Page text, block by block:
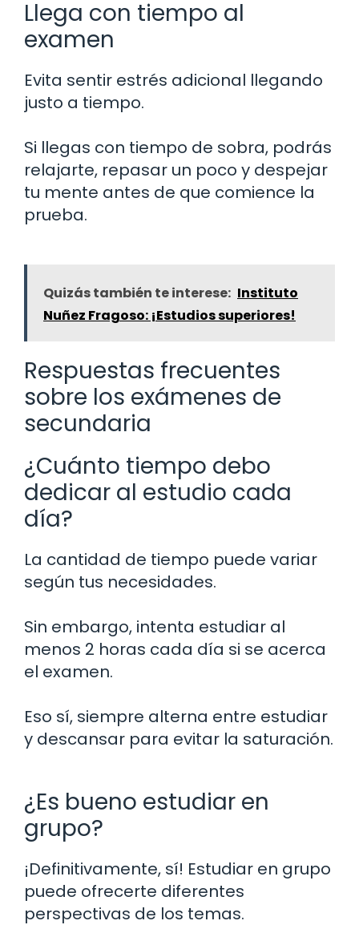
Llega con tiempo al
examen
Evita sentir estrés adicional llegando
justo a tiempo.
Si llegas con tiempo de sobra, podrás
relajarte, repasar un poco y despejar
tu mente antes de que comience la
prueba.
Quizás también te interese: Instituto
Nuñez Fragoso: ¡Estudios superiores!
Respuestas frecuentes
sobre los exámenes de
secundaria
¿Cuánto tiempo debo
dedicar al estudio cada
día?
La cantidad de tiempo puede variar
según tus necesidades.
Sin embargo, intenta estudiar al
menos 2 horas cada día si se acerca
el examen.
Eso sí, siempre alterna entre estudiar
y descansar para evitar la saturación.
¿Es bueno estudiar en
grupo?
¡Definitivamente, sí! Estudiar en grupo
puede ofrecerte diferentes
perspectivas de los temas.